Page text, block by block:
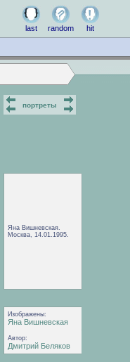
last random hit
портреты
Яна Вишневская.
Москва, 14.01.1995.
Изображены:
Яна Вишневская
Автор:
Дмитрий Беляков